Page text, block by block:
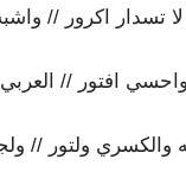
لا تسدار اكرور //
افتور //
والكسري ولتور //